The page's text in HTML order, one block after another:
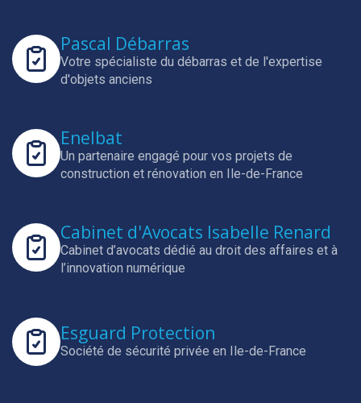
Pascal Débarras
Votre spécialiste du débarras et de l'expertise
d'objets anciens
Enelbat
Un partenaire engagé pour vos projets de
construction et rénovation en Ile-de-France
Cabinet d'Avocats Isabelle Renard
Cabinet d’avocats dédié au droit des affaires et à
l’innovation numérique
Esguard Protection
Société de sécurité privée en Ile-de-France